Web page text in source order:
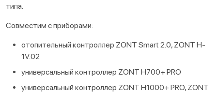
типа.
Совместим с приборами:
отопительный контроллер ZONT Smart 2.0, ZONT H-
1V.02
универсальный контроллер ZONT H700+ PRO
универсальный контроллер ZONT H1000+ PRO, ZONT